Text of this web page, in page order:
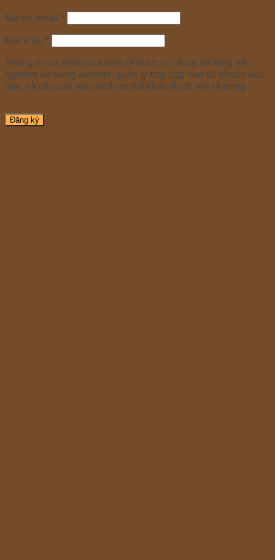
Địa chỉ email *
Mật khẩu *
Thông tin cá nhân của bạn sẽ được sử dụng để tăng trải
nghiệm sử dụng website, quản lý truy cập vào tài khoản của
bạn, và cho các mục đích cụ thể khác được mô tả trong
Đăng ký